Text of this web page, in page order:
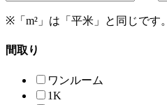
※「m²」は「平米」と同じです。
間取り
ワンルーム
1K